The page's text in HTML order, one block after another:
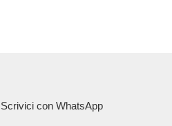
Scrivici con WhatsApp